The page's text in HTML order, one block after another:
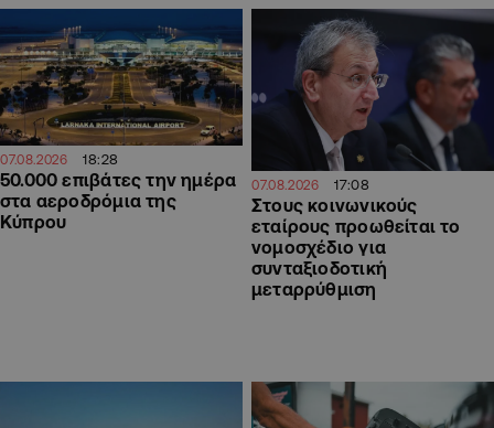
07.08.2026 18:28
50.000 επιβάτες την ημέρα
στα αεροδρόμια της
Κύπρου
07.08.2026 17:08
Στους κοινωνικούς
εταίρους προωθείται το
νομοσχέδιο για
συνταξιοδοτική
μεταρρύθμιση